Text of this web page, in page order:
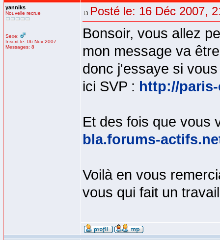
yanniks
Nouvelle recrue
Sexe:
Inscrit le: 06 Nov 2007
Messages: 8
Posté le: 16 Déc 2007,
Bonsoir, vous allez
mon message va
donc j'essaye si
ici SVP : http://
Et des fois que vous
bla.forums-
Voilà en vous
vous qui fait un